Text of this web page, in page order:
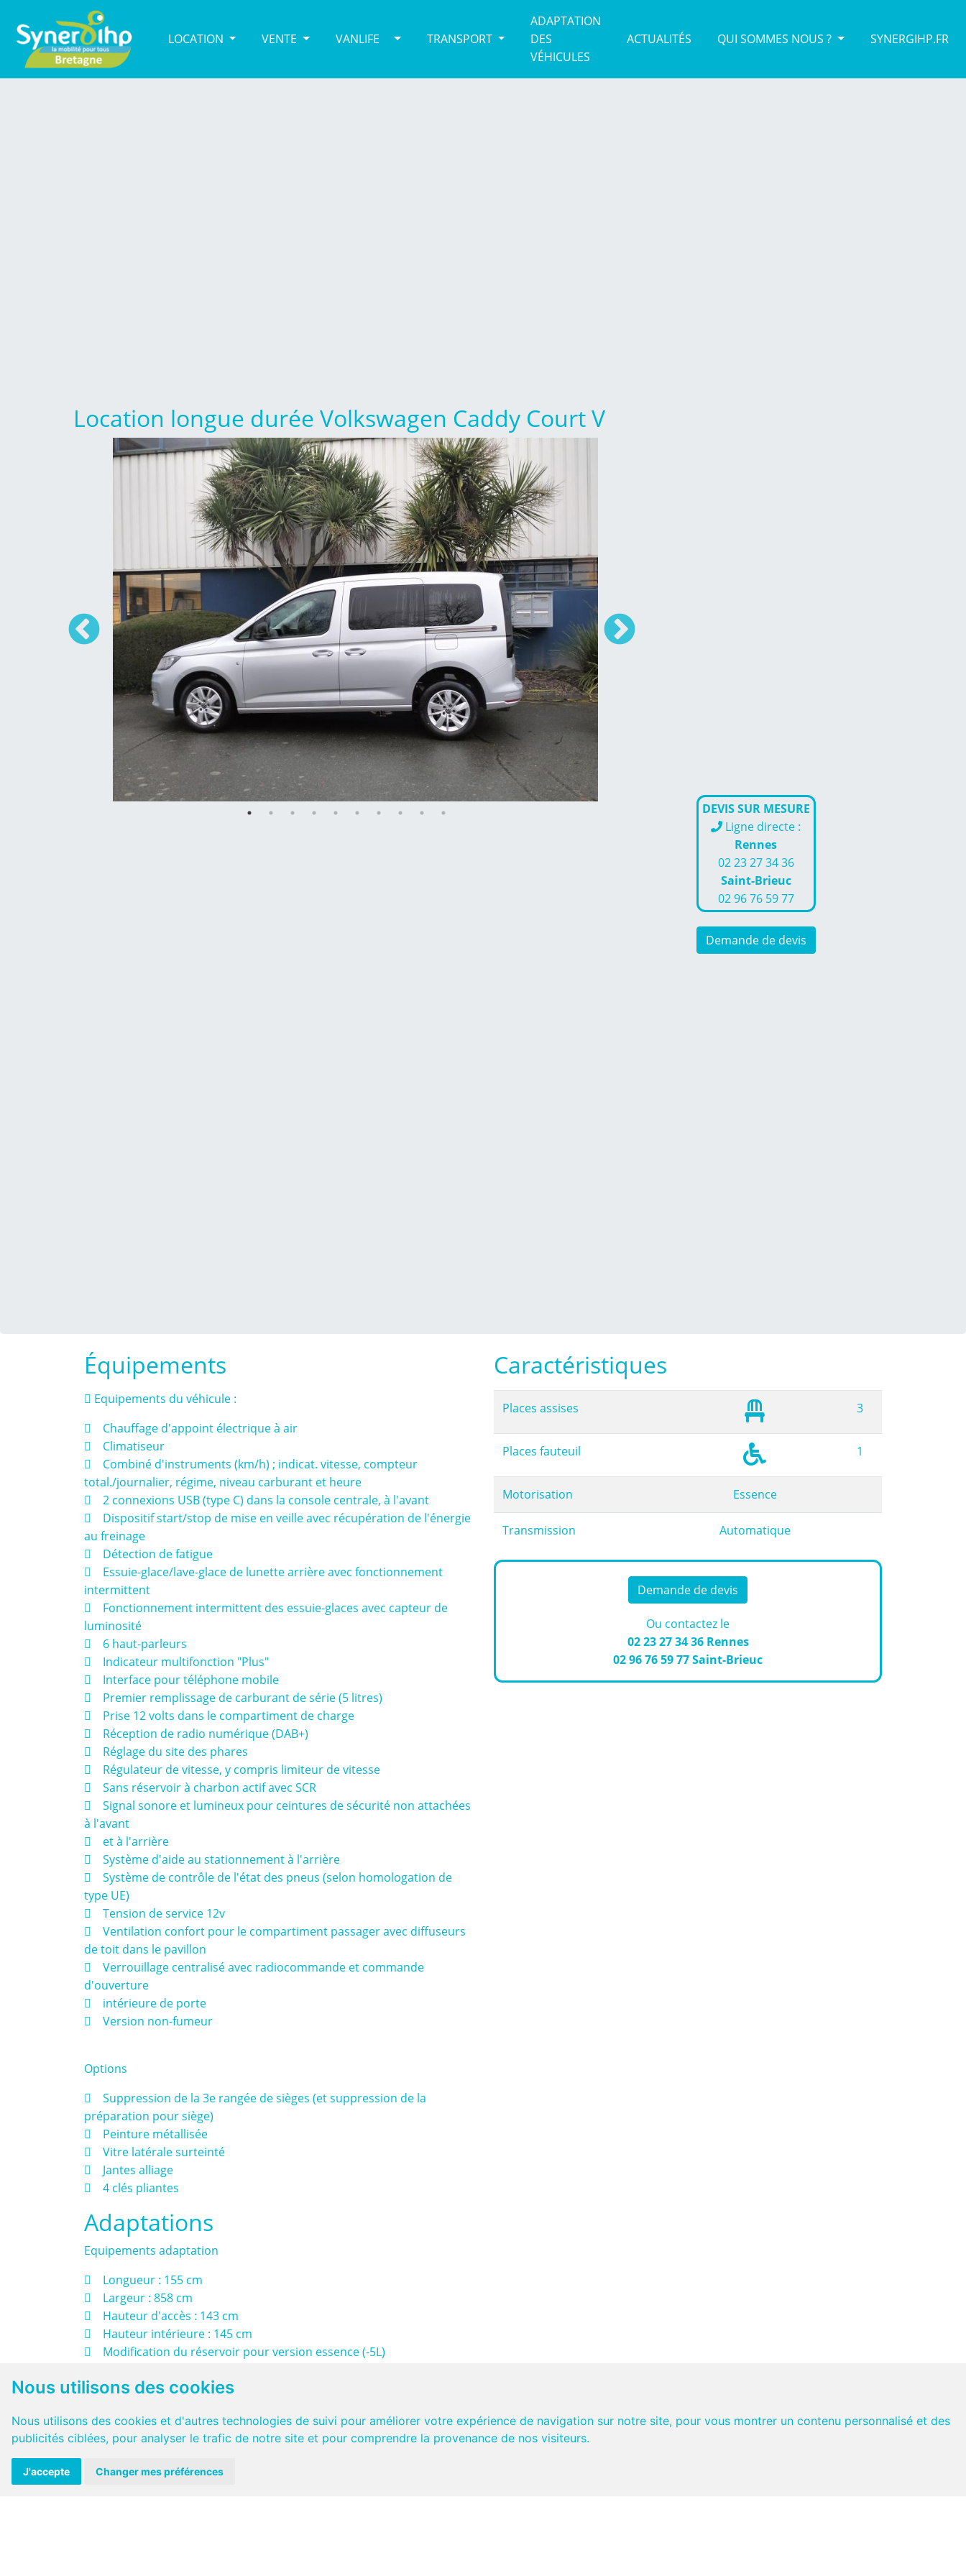
Nous utilisons des cookies
Nous utilisons des cookies et d'autres technologies de suivi pour améliorer votre expérience de navigation sur notre site, pour vous montrer un contenu personnalisé et des
publicités ciblées, pour analyser le trafic de notre site et pour comprendre la provenance de nos visiteurs.
J'accepte Changer mes préférences
LOCATION VENTE VANLIFE TRANSPORT
ADAPTATION
DES
VÉHICULES
ACTUALITÉS QUI SOMMES NOUS ? SYNERGIHP.FR
Location longue durée Volkswagen Caddy Court V
DEVIS SUR MESURE
Ligne directe :
Rennes
02 23 27 34 36
Saint-Brieuc
02 96 76 59 77
Demande de devis
Équipements
 Equipements du véhicule :
 Chauffage d'appoint électrique à air
 Climatiseur
 Combiné d'instruments (km/h) ; indicat. vitesse, compteur
total./journalier, régime, niveau carburant et heure
 2 connexions USB (type C) dans la console centrale, à l'avant
 Dispositif start/stop de mise en veille avec récupération de l'énergie
au freinage
 Détection de fatigue
 Essuie-glace/lave-glace de lunette arrière avec fonctionnement
intermittent
 Fonctionnement intermittent des essuie-glaces avec capteur de
luminosité
 6 haut-parleurs
 Indicateur multifonction "Plus"
 Interface pour téléphone mobile
 Premier remplissage de carburant de série (5 litres)
 Prise 12 volts dans le compartiment de charge
 Réception de radio numérique (DAB+)
 Réglage du site des phares
 Régulateur de vitesse, y compris limiteur de vitesse
 Sans réservoir à charbon actif avec SCR
 Signal sonore et lumineux pour ceintures de sécurité non attachées
à l'avant
 et à l'arrière
 Système d'aide au stationnement à l'arrière
 Système de contrôle de l'état des pneus (selon homologation de
type UE)
 Tension de service 12v
 Ventilation confort pour le compartiment passager avec diffuseurs
de toit dans le pavillon
 Verrouillage centralisé avec radiocommande et commande
d'ouverture
 intérieure de porte
 Version non-fumeur
Options
 Suppression de la 3e rangée de sièges (et suppression de la
préparation pour siège)
 Peinture métallisée
 Vitre latérale surteinté
 Jantes alliage
 4 clés pliantes
Adaptations
Equipements adaptation
 Longueur : 155 cm
 Largeur : 858 cm
 Hauteur d'accès : 143 cm
 Hauteur intérieure : 145 cm
 Modification du réservoir pour version essence (-5L)
21%).
2 Électriques à l'avant et 2 manuels à l'arrière.
Maintien de la personne par une ceinture ventrale combinée à une
 Pack "Pro" avec marche pied amovible et poignée montoire au
Caractéristiques
Places assises 3
Places fauteuil 1
Motorisation Essence
Transmission Automatique
Demande de devis
Ou contactez le
02 23 27 34 36 Rennes
02 96 76 59 77Saint-Brieuc